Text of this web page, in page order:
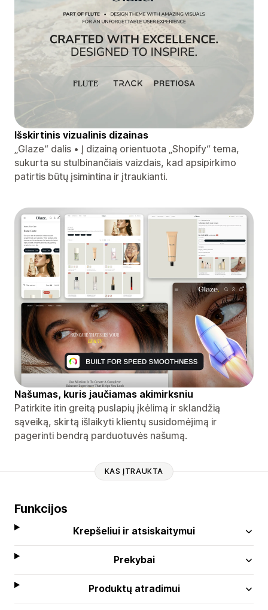
Išskirtinis vizualinis dizainas
„Glaze“ dalis • Į dizainą orientuota „Shopify“ tema,
sukurta su stulbinančiais vaizdais, kad apsipirkimo
patirtis būtų įsimintina ir įtraukianti.
Našumas, kuris jaučiamas akimirksniu
Patirkite itin greitą puslapių įkėlimą ir sklandžią
sąveiką, skirtą išlaikyti klientų susidomėjimą ir
pagerinti bendrą parduotuvės našumą.
KAS ĮTRAUKTA
Funkcijos
Krepšeliui ir atsiskaitymui
Prekybai
Produktų atradimui